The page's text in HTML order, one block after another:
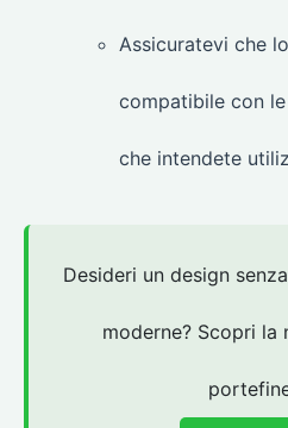
Assicuratevi che
compatibile con
che intendete
Desideri un design
moderne? Scopri la